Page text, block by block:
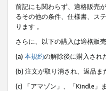
前記にも関わらず、適格販売
るその他の条件、仕様書、ス
ります 。
さらに、以下の購入は適格販
(a) 本規約の解除後に購入され
(b) 注文が取り消され、返品ま
(c) 「アマゾン」、「Kindle」